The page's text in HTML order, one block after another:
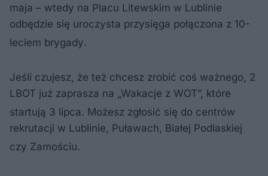
maja – wtedy na Placu Litewskim w Lublinie
odbędzie się uroczysta przysięga połączona z 10-
leciem brygady.
Jeśli czujesz, że też chcesz zrobić coś ważnego, 2
LBOT już zaprasza na „Wakacje z WOT”, które
startują 3 lipca. Możesz zgłosić się do centrów
rekrutacji w Lublinie, Puławach, Białej Podlaskiej
czy Zamościu.